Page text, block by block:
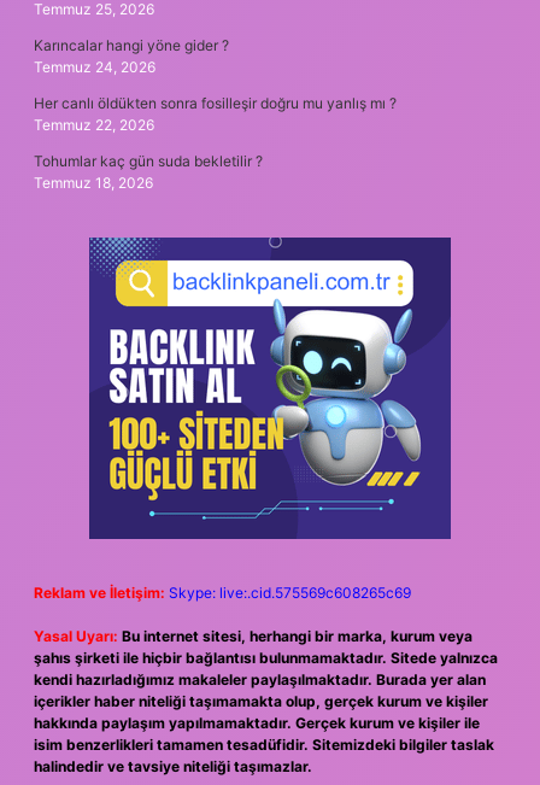
Temmuz 25, 2026
Karıncalar hangi yöne gider ?
Temmuz 24, 2026
Her canlı öldükten sonra fosilleşir doğru mu yanlış mı ?
Temmuz 22, 2026
Tohumlar kaç gün suda bekletilir ?
Temmuz 18, 2026
Reklam ve İletişim: Skype: live:.cid.575569c608265c69
Yasal Uyarı: Bu internet sitesi, herhangi bir marka, kurum veya
şahıs şirketi ile hiçbir bağlantısı bulunmamaktadır. Sitede yalnızca
kendi hazırladığımız makaleler paylaşılmaktadır. Burada yer alan
içerikler haber niteliği taşımamakta olup, gerçek kurum ve kişiler
hakkında paylaşım yapılmamaktadır. Gerçek kurum ve kişiler ile
isim benzerlikleri tamamen tesadüfidir. Sitemizdeki bilgiler taslak
halindedir ve tavsiye niteliği taşımazlar.